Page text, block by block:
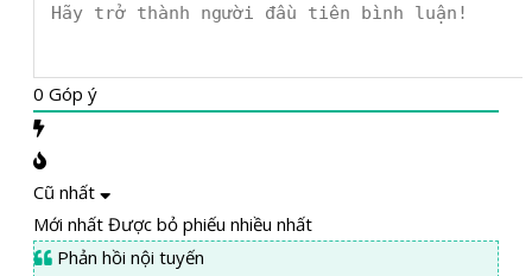
0 Góp ý
Cũ nhất
Mới nhất Được bỏ phiếu nhiều nhất
Phản hồi nội tuyến